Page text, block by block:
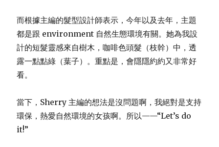
而根據主編的髮型設計師表示，今年以及去年，主題
都是跟 environment 自然生態環境有關。她為我設
計的短髮靈感來自樹木，咖啡色頭髮（枝幹）中，透
露一點點綠（葉子）。重點是，會隱隱約約又非常好
看。
當下，Sherry 主編的想法是沒問題啊，我絕對是支持
環保，熱愛自然環境的女孩啊。所以——“Let’s do
it!”